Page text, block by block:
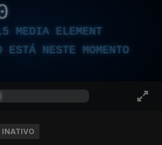
MEDIA ELEMENT
ESTÁ NESTE MOMENTO
INATIVO